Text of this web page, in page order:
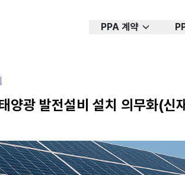
PPA 계약
양광 발전설비 설치 의무화(신